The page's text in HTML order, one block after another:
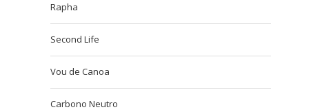
Rapha
Second Life
Vou de Canoa
Carbono Neutro